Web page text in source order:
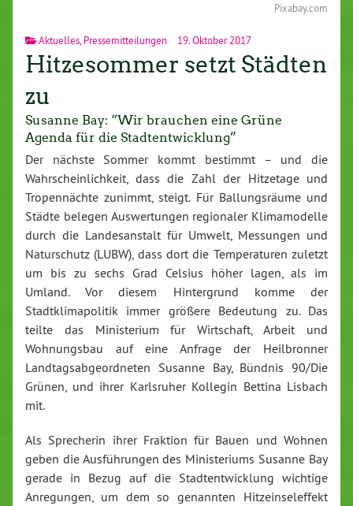
Pixabay.com
Aktuelles Pressemitteilungen 19. Oktober 2017
Hitzesommer setzt Städten
zu
Susanne Bay: “Wir brauchen eine Grüne
Agenda für die Stadtentwicklung”
Der nächste Sommer kommt bestimmt – und die
Wahrscheinlichkeit, dass die Zahl der Hitzetage und
Tropennächte zunimmt, steigt. Für Ballungsräume und
Städte belegen Auswertungen regionaler Klimamodelle
durch die Landesanstalt für Umwelt, Messungen und
Naturschutz (LUBW), dass dort die Temperaturen zuletzt
um bis zu sechs Grad Celsius höher lagen, als im
Umland. Vor diesem Hintergrund komme der
Stadtklimapolitik immer größere Bedeutung zu. Das
teilte das Ministerium für Wirtschaft, Arbeit und
Wohnungsbau auf eine Anfrage der Heilbronner
Landtagsabgeordneten Susanne Bay, Bündnis 90/Die
Grünen, und ihrer Karlsruher Kollegin Bettina Lisbach
mit.
Als Sprecherin ihrer Fraktion für Bauen und Wohnen
geben die Ausführungen des Ministeriums Susanne Bay
gerade in Bezug auf die Stadtentwicklung wichtige
Anregungen, um dem so genannten Hitzeinseleffekt